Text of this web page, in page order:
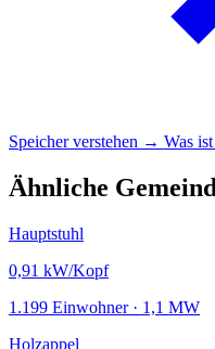
Speicher verstehen → Was
Ähnliche
Hauptstuhl
0,91 kW/Kopf
1.199 Einwohner · 1,1 MW
Holzappel